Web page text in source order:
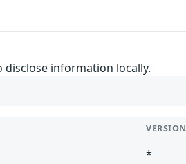
information locally.
VERSION
*